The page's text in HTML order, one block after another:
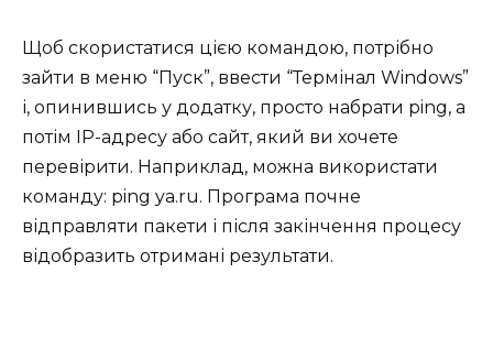
Щоб скористатися цією командою, потрібно
зайти в меню “Пуск”, ввести “Термінал Windows”
і, опинившись у додатку, просто набрати ping, а
потім IP-адресу або сайт, який ви хочете
перевірити. Наприклад, можна використати
команду: ping ya.ru. Програма почне
відправляти пакети і після закінчення процесу
відобразить отримані результати.